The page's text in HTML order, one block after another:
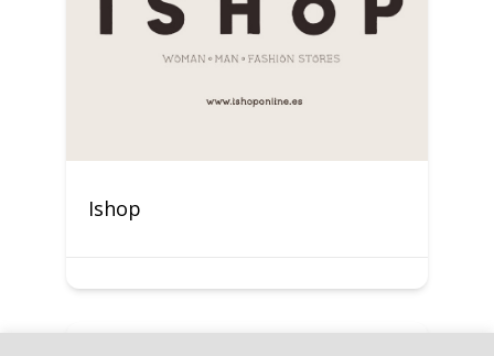
Ishop